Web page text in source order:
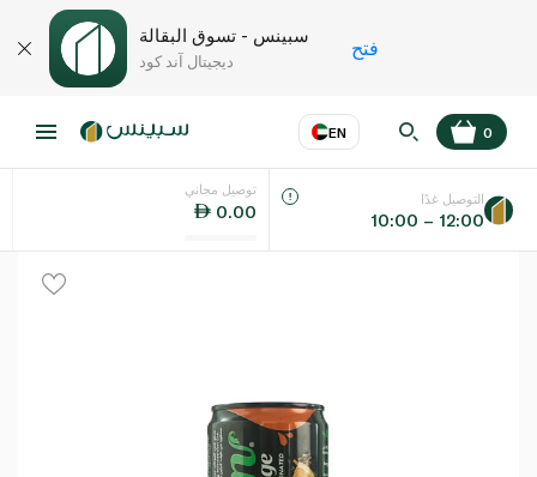
سبينس - تسوق البقالة
ديجيتال آند كود
فتح
EN
اللغة عر
0
توصيل مجاني
0.00
التوصيل غدًا
10:00 – 12:00